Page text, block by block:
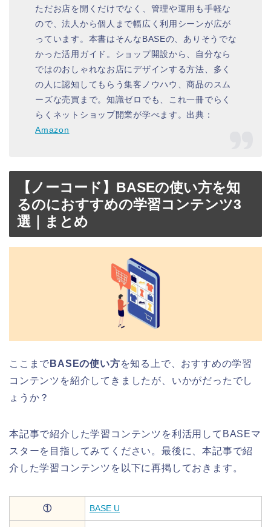
ただお店を開くだけでなく、管理や運用も手軽な
ので、法人から個人まで幅広く利用シーンが広が
っています。本書はそんなBASEの、ありそうでな
かった活用ガイド。ショップ開設から、自分なら
ではのおしゃれなお店にデザインする方法、多く
の人に認知してもらう集客ノウハウ、商品のスム
ーズな売買まで。知識ゼロでも、これ一冊でらく
らくネットショップ開業が学べます。出典：
Amazon
【ノーコード】BASEの使い方を知
るのにおすすめの学習コンテンツ3
選｜まとめ
ここまで BASEの使い方を知る上で、おすすめの学習
コンテンツを紹介してきましたが、いかがだったでし
ょうか？
本記事で紹介した学習コンテンツを利活用してBASEマ
スターを目指してみてください。最後に、本記事で紹
介した学習コンテンツを以下に再掲しておきます。
① BASE U